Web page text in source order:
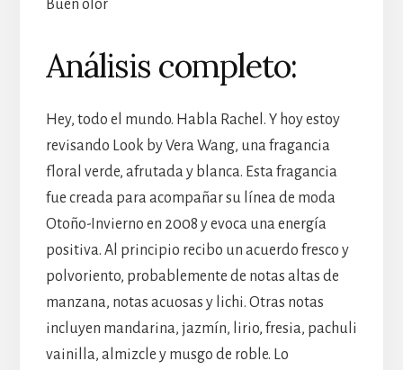
Buen olor
Análisis completo:
Hey, todo el mundo. Habla Rachel. Y hoy estoy
revisando Look by Vera Wang, una fragancia
floral verde, afrutada y blanca. Esta fragancia
fue creada para acompañar su línea de moda
Otoño-Invierno en 2008 y evoca una energía
positiva. Al principio recibo un acuerdo fresco y
polvoriento, probablemente de notas altas de
manzana, notas acuosas y lichi. Otras notas
incluyen mandarina, jazmín, lirio, fresia, pachuli
vainilla, almizcle y musgo de roble. Lo